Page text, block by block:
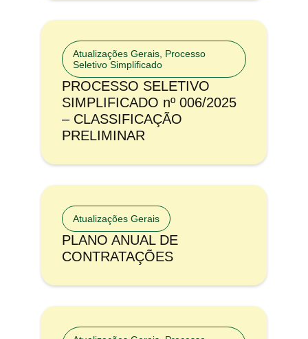
Atualizações Gerais Processo
Seletivo Simplificado
PROCESSO SELETIVO
SIMPLIFICADO nº 006/2025
– CLASSIFICAÇÃO
PRELIMINAR
Atualizações Gerais
PLANO ANUAL DE
CONTRATAÇÕES